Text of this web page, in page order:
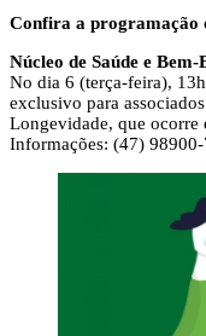
Confira a programação
Núcleo de Saúde e Bem-
No dia 6 (terça-feira),
exclusivo para
Longevidade, que ocorre
Informações: (47)